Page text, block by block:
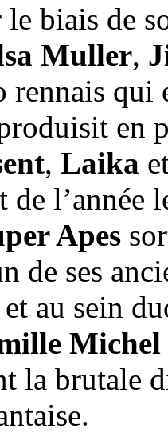
le biais de
Muller,
rennais qui
en
, Laika
de l’année
Apes
de ses
au sein
Michel
la brutale